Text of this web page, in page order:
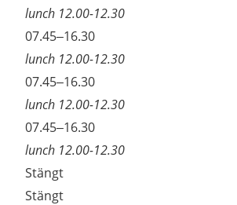
lunch 12.00-12.30
07.45–16.30
lunch 12.00-12.30
07.45–16.30
lunch 12.00-12.30
07.45–16.30
lunch 12.00-12.30
Stängt
Stängt